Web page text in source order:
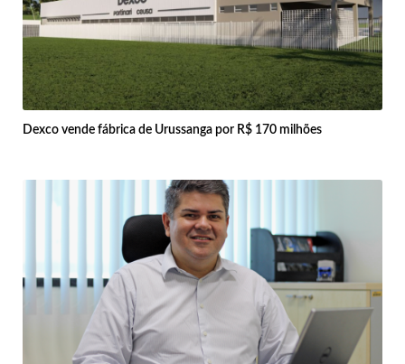
Dexco vende fábrica de Urussanga por R$ 170 milhões